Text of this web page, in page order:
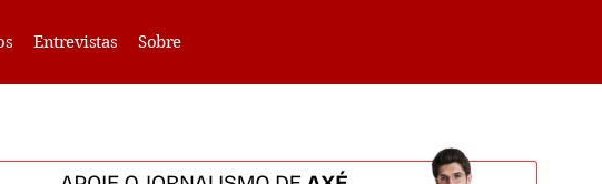
Entrevistas Sobre